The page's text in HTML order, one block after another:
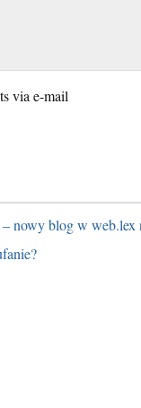
via e-mail
nowy blog w web.lex